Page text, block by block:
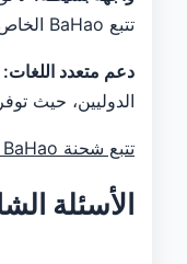
تتبع BaHao الخاص بك واحصل على نتائج فورية.
دعم متعدد اللغات:
الدوليين، حيث
تتبع شحنة BaHao الخاصة بك على Go4Track
الأسئلة